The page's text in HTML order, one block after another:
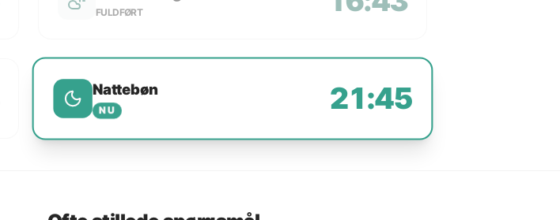
FULDFØRT
Nattebøn
NU 21:45